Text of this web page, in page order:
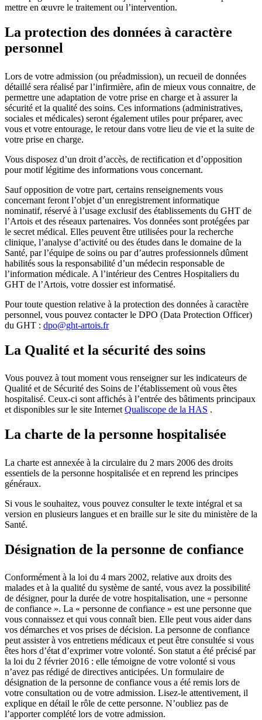
mettre en œuvre le traitement ou l’intervention.
La protection des données à caractère
personnel
Lors de votre admission (ou préadmission), un recueil de données
détaillé sera réalisé par l’infirmière, afin de mieux vous connaitre, de
permettre une adaptation de votre prise en charge et à assurer la
sécurité et la qualité des soins. Ces informations (administratives,
sociales et médicales) seront également utiles pour préparer, avec
vous et votre entourage, le retour dans votre lieu de vie et la suite de
votre prise en charge.
Vous disposez d’un droit d’accès, de rectification et d’opposition
pour motif légitime des informations vous concernant.
Sauf opposition de votre part, certains renseignements vous
concernant feront l’objet d’un enregistrement informatique
nominatif, réservé à l’usage exclusif des établissements du GHT de
l’Artois et des réseaux partenaires. Vos données sont protégées par
le secret médical. Elles peuvent être utilisées pour la recherche
clinique, l’analyse d’activité ou des études dans le domaine de la
Santé, par l’équipe de soins ou par d’autres professionnels dûment
habilités sous la responsabilité d’un médecin responsable de
l’information médicale. A l’intérieur des Centres Hospitaliers du
GHT de l’Artois, votre dossier est informatisé.
Pour toute question relative à la protection des données à caractère
personnel, vous pouvez contacter le DPO (Data Protection Officer)
du GHT : dpo@ght-artois.fr
La Qualité et la sécurité des soins
Vous pouvez à tout moment vous renseigner sur les indicateurs de
Qualité et de Sécurité des Soins de l’établissement où vous êtes
hospitalisé. Ceux-ci sont affichés à l’entrée des bâtiments principaux
et disponibles sur le site InternetQualiscope de la HAS .
La charte de la personne hospitalisée
La charte est annexée à la circulaire du 2 mars 2006 des droits
essentiels de la personne hospitalisée et en reprend les principes
généraux.
Si vous le souhaitez, vous pouvez consulter le texte intégral et sa
version en plusieurs langues et en braille sur le site du ministère de la
Santé.
Désignation de la personne de confiance
Conformément à la loi du 4 mars 2002, relative aux droits des
malades et à la qualité du système de santé, vous avez la possibilité
de désigner, pour la durée de votre hospitalisation, une « personne
de confiance ». La « personne de confiance » est une personne que
vous connaissez et qui vous connaît bien. Elle peut vous aider dans
vos démarches et vos prises de décision. La personne de confiance
peut assister à vos entretiens médicaux et peut être consultée si vous
êtes hors d’état d’exprimer votre volonté. Son statut a été précisé par
la loi du 2 février 2016 : elle témoigne de votre volonté si vous
n’avez pas rédigé de directives anticipées. Un formulaire de
désignation de la personne de confiance vous a été remis lors de
votre consultation ou de votre admission. Lisez-le attentivement, il
explique en détail le rôle de cette personne. N’oubliez pas de
l’apporter complété lors de votre admission.